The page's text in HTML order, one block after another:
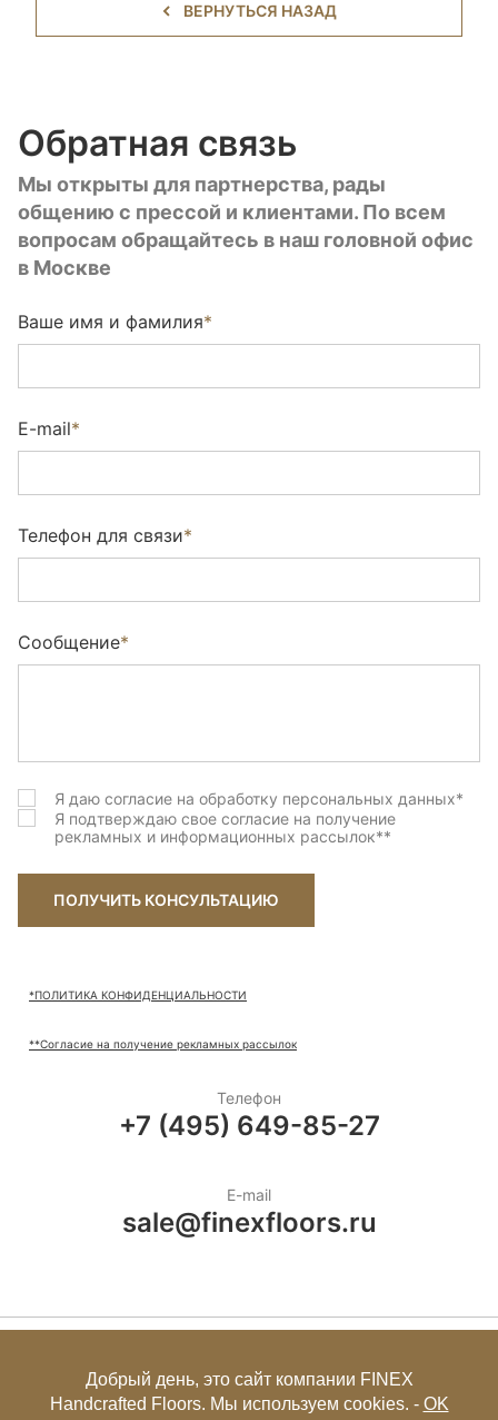
ВЕРНУТЬСЯ НАЗАД
Обратная связь
Мы открыты для партнерства, рады
общению с прессой и клиентами. По всем
вопросам обращайтесь в наш головной офис
в Москве
Ваше имя и фамилия*
E-mail*
Телефон для связи*
Сообщение*
Я даю согласие на обработку персональных данных*
Я подтверждаю свое согласие на получение
рекламных и информационных рассылок**
ПОЛУЧИТЬ КОНСУЛЬТАЦИЮ
*ПОЛИТИКА КОНФИДЕНЦИАЛЬНОСТИ
**Согласие на получение рекламных рассылок
Телефон
+7 (495) 649-85-27
E-mail
sale@finexfloors.ru
Добрый день, это сайт компании FINEX
Handcrafted Floors. Мы используем cookies. - OK